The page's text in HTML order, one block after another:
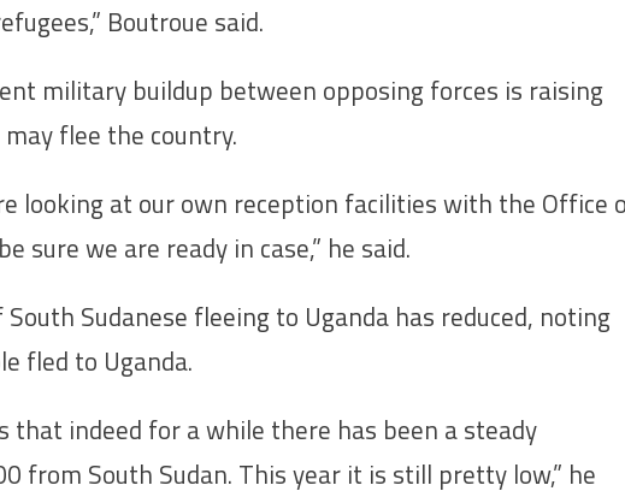
Boutroue said.
military buildup between opposing forces is raising
flee the country.
looking at our own reception facilities with the Office
sure we are ready in case,” he said.
Sudanese fleeing to Uganda has reduced, noting
fled to Uganda.
that indeed for a while there has been a steady
from South Sudan. This year it is still pretty low,” he